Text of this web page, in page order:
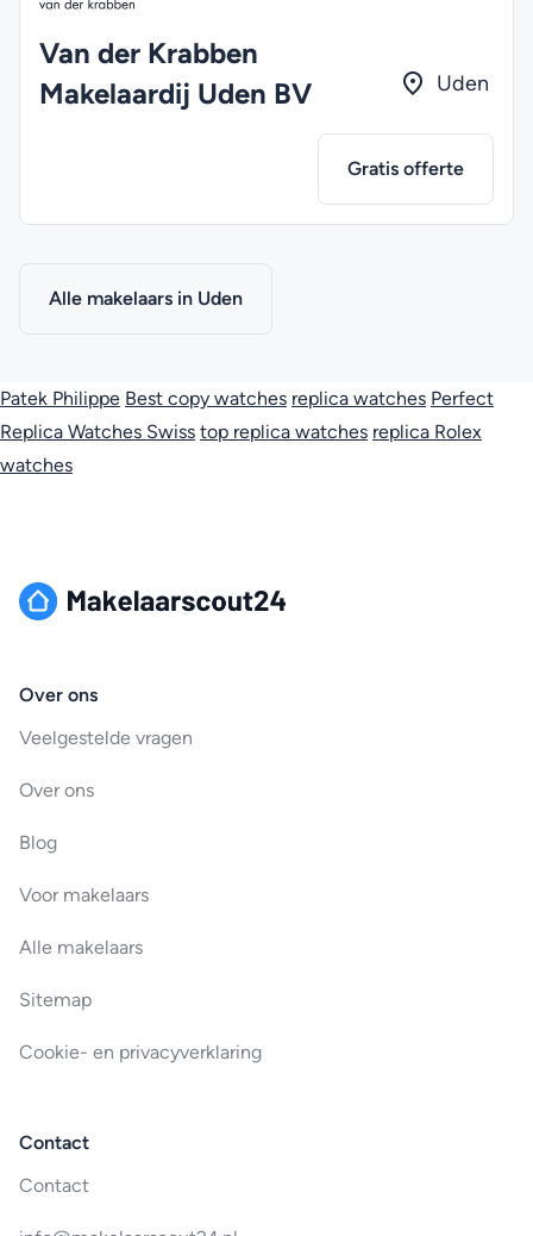
Van der Krabben
Makelaardij Uden BV
Uden
Gratis offerte
Alle makelaars in Uden
Patek Philippe Best copy watches replica watches Perfect
Replica Watches Swiss top replica watches replica Rolex
watches
Over ons
Veelgestelde vragen
Over ons
Blog
Voor makelaars
Alle makelaars
Sitemap
Cookie- en privacyverklaring
Contact
Contact